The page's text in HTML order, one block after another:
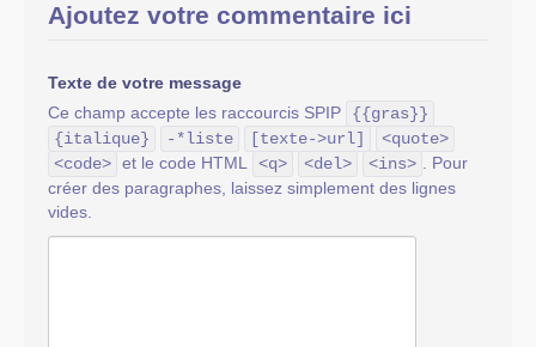
Ajoutez votre commentaire ici
Texte de votre message
Ce champ accepte les raccourcis SPIP
{{gras}}
{italique}
-*liste [texte->url]
<quote>
<code> et le code HTML <q> <del> <ins>
. Pour
créer des paragraphes, laissez simplement des lignes
vides.